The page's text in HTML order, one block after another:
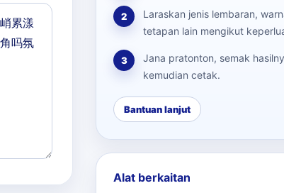
2
Laraskan jenis lembaran,
tetapan lain mengikut
3
Jana pratonton, semak
kemudian cetak.
Bantuan lanjut
Alat berkaitan